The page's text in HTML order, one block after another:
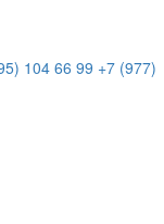
104 66 99 +7 (977)